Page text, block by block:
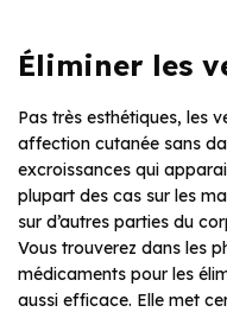
Éliminer les
Pas très esthétiques, les
affection cutanée sans
excroissances qui
plupart des cas sur les
sur d’autres parties du
Vous trouverez dans les
médicaments pour les
aussi efficace. Elle met